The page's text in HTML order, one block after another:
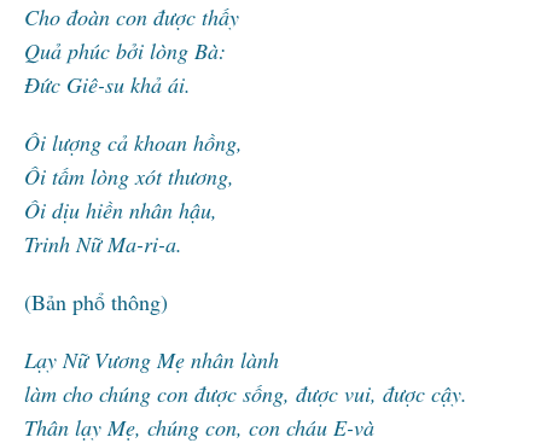
Cho đoàn con được thấy
Quả phúc bởi lòng Bà:
Đức Giê-su khả ái.
Ôi lượng cả khoan hồng,
Ôi tấm lòng xót thương,
Ôi dịu hiền nhân hậu,
Trinh Nữ Ma-ri-a.
(Bản phổ thông)
Lạy Nữ Vương Mẹ nhân lành
làm cho chúng con được sống, được vui, được cậy.
Thân lạy Mẹ, chúng con, con cháu E-và